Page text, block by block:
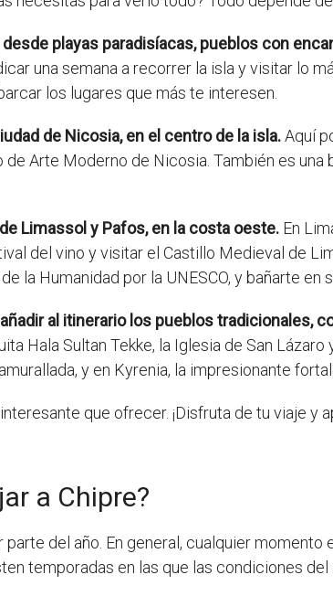
playas paradisíacas, pueblos con
una semana a recorrer la isla y visitar lo
los lugares que más te interesen.
de Nicosia, en el centro de la isla.Aquí
Arte Moderno de Nicosia. También es una
Limassol y Pafos, en la costa oeste. En
del vino y visitar el Castillo Medieval de
la Humanidad por la UNESCO, y bañarte en
al itinerario los pueblos tradicionales,
Hala Sultan Tekke, la Iglesia de San
y en Kyrenia, la impresionante
que ofrecer. ¡Disfruta de tu viaje y
a Chipre?
del año. En general, cualquier momento
temporadas en las que las condiciones